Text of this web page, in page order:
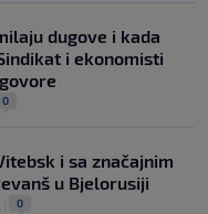
dugove i kada
i ekonomisti
0
i sa značajnim
u Bjelorusiji
0